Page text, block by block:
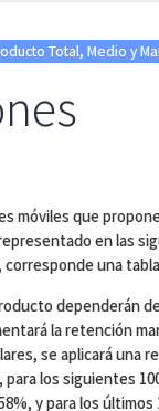
Total, Medio y
móviles que
en las
corresponde una
dependerán
la retención
se aplicará una
los siguientes
y para los